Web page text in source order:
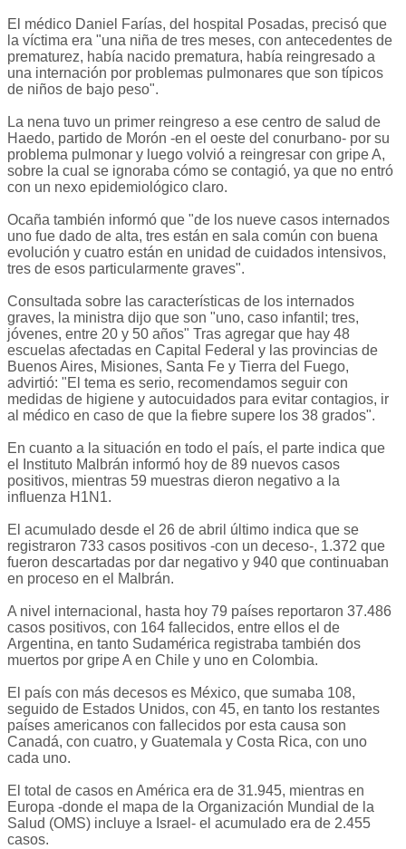
El médico Daniel Farías, del hospital Posadas, precisó que
la víctima era "una niña de tres meses, con antecedentes de
prematurez, había nacido prematura, había reingresado a
una internación por problemas pulmonares que son típicos
de niños de bajo peso".
La nena tuvo un primer reingreso a ese centro de salud de
Haedo, partido de Morón -en el oeste del conurbano- por su
problema pulmonar y luego volvió a reingresar con gripe A,
sobre la cual se ignoraba cómo se contagió, ya que no entró
con un nexo epidemiológico claro.
Ocaña también informó que "de los nueve casos internados
uno fue dado de alta, tres están en sala común con buena
evolución y cuatro están en unidad de cuidados intensivos,
tres de esos particularmente graves".
Consultada sobre las características de los internados
graves, la ministra dijo que son "uno, caso infantil; tres,
jóvenes, entre 20 y 50 años" Tras agregar que hay 48
escuelas afectadas en Capital Federal y las provincias de
Buenos Aires, Misiones, Santa Fe y Tierra del Fuego,
advirtió: "El tema es serio, recomendamos seguir con
medidas de higiene y autocuidados para evitar contagios, ir
al médico en caso de que la fiebre supere los 38 grados".
En cuanto a la situación en todo el país, el parte indica que
el Instituto Malbrán informó hoy de 89 nuevos casos
positivos, mientras 59 muestras dieron negativo a la
influenza H1N1.
El acumulado desde el 26 de abril último indica que se
registraron 733 casos positivos -con un deceso-, 1.372 que
fueron descartadas por dar negativo y 940 que continuaban
en proceso en el Malbrán.
A nivel internacional, hasta hoy 79 países reportaron 37.486
casos positivos, con 164 fallecidos, entre ellos el de
Argentina, en tanto Sudamérica registraba también dos
muertos por gripe A en Chile y uno en Colombia.
El país con más decesos es México, que sumaba 108,
seguido de Estados Unidos, con 45, en tanto los restantes
países americanos con fallecidos por esta causa son
Canadá, con cuatro, y Guatemala y Costa Rica, con uno
cada uno.
El total de casos en América era de 31.945, mientras en
Europa -donde el mapa de la Organización Mundial de la
Salud (OMS) incluye a Israel- el acumulado era de 2.455
casos.